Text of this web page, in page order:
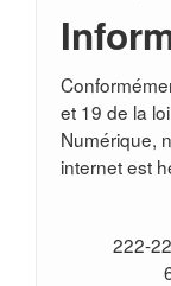
et 19 de la
Numérique,
internet est
222-